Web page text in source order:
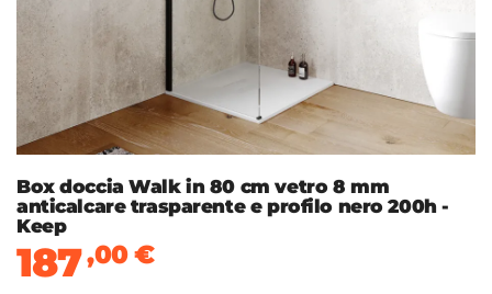
Box doccia Walk in 80 cm vetro 8 mm
anticalcare trasparente e profilo nero 200h -
Keep
187,00€